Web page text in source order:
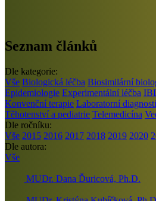
Seznam článků
Dle kategorie:
Vše Biologická léčba Biosimilární
Epidemiologie Experimentální léčba
Konvenční terapie Laboratorní
Těhotenství a pediatrie Telemedicína
Dle ročníku:
Vše 2015 2016 2017 2018 2019 2020
Dle autora:
Vše
MUDr. Dana Ďuricová, Ph.D.